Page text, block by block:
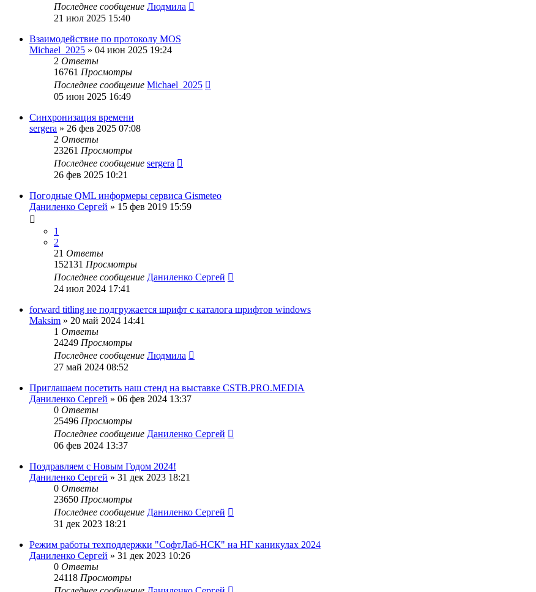
Последнее сообщение Людмила
21 июл 2025 15:40
Взаимодействие по протоколу MOS
Michael_2025 » 04 июн 2025 19:24
2 Ответы
16761 Просмотры
Последнее сообщение Michael_2025
05 июн 2025 16:49
Синхронизация времени
sergera » 26 фев 2025 07:08
2 Ответы
23261 Просмотры
Последнее сообщение sergera
26 фев 2025 10:21
Погодные QML информеры сервиса Gismeteo
Даниленко Сергей » 15 фев 2019 15:59
1
2
21 Ответы
152131 Просмотры
Последнее сообщение Даниленко Сергей
24 июл 2024 17:41
forward titling не подгружается шрифт с каталога шрифтов windows
Maksim » 20 май 2024 14:41
1 Ответы
24249 Просмотры
Последнее сообщение Людмила
27 май 2024 08:52
Приглашаем посетить наш стенд на выставке CSTB.PRO.MEDIA
Даниленко Сергей » 06 фев 2024 13:37
0 Ответы
25496 Просмотры
Последнее сообщение Даниленко Сергей
06 фев 2024 13:37
Поздравляем с Новым Годом 2024!
Даниленко Сергей » 31 дек 2023 18:21
0 Ответы
23650 Просмотры
Последнее сообщение Даниленко Сергей
31 дек 2023 18:21
Режим работы техподдержки "СофтЛаб-НСК" на НГ каникулах 2024
Даниленко Сергей » 31 дек 2023 10:26
0 Ответы
24118 Просмотры